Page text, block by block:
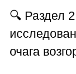
🔍 Раздел
очага